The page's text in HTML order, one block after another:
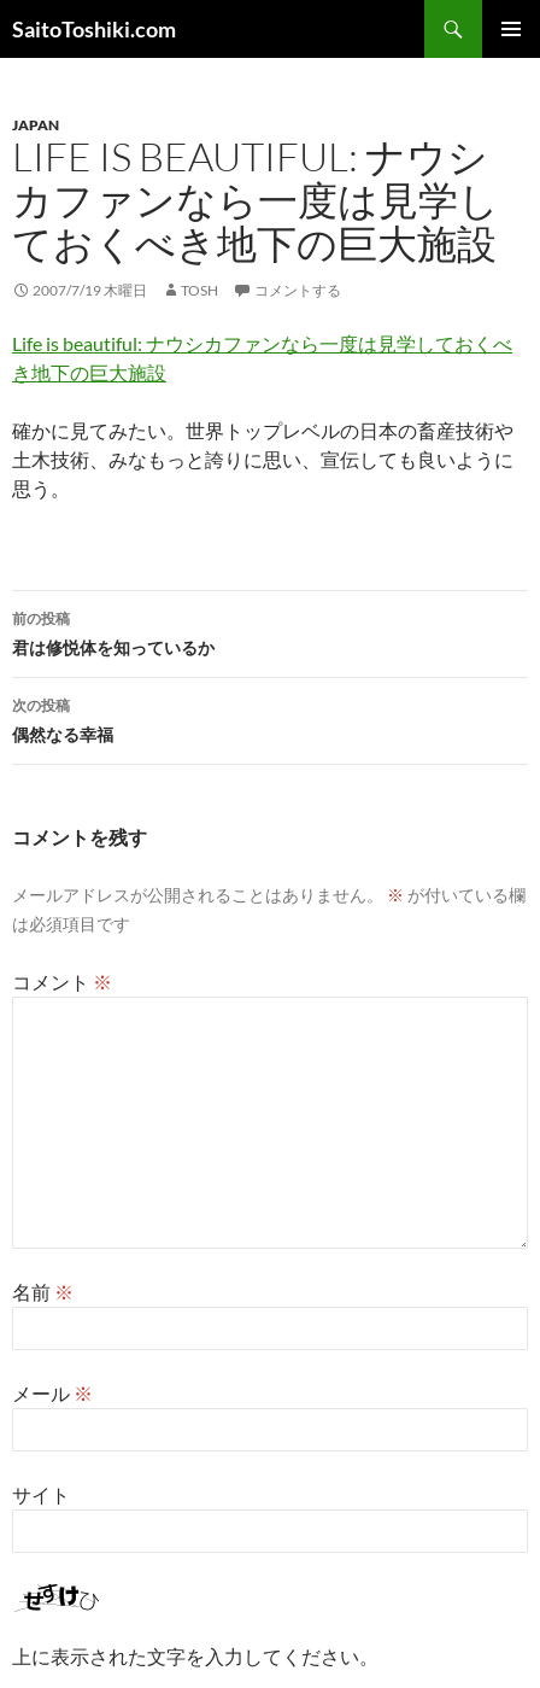
ン
ツ
キ
ッ
SaitoToshiki.com
索
JAPAN
LIFE IS BEAUTIFUL: ナウシ
カファンなら一度は見学し
ておくべき地下の巨大施設
2007/7/19 木曜日 TOSH コメントする
Life is beautiful: ナウシカファンなら一度は見学しておくべ
き地下の巨大施設
確かに見てみたい。世界トップレベルの日本の畜産技術や
土木技術、みなもっと誇りに思い、宣伝しても良いように
思う。
投
稿
ナ
ビ
ゲ
ョ
前の投稿
君は修悦体を知っているか
次の投稿
偶然なる幸福
コメントを残す
メールアドレスが公開されることはありません。 ※ が付いている欄
は必須項目です
コメント ※
名前 ※
メール ※
サイト
上に表示された文字を入力してください。